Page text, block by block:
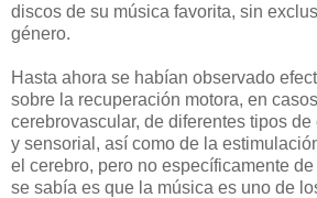
discos de su música favorita, sin
género.
Hasta ahora se habían observado
sobre la recuperación motora, en
cerebrovascular, de diferentes tipos
y sensorial, así como de la
el cerebro, pero no específicamente
se sabía es que la música es uno de